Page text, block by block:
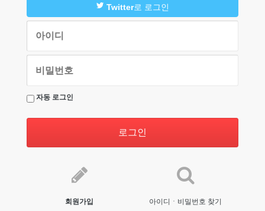
Twitter로 로그인
자동 로그인
로그인
회원가입 아이디ㆍ비밀번호 찾기